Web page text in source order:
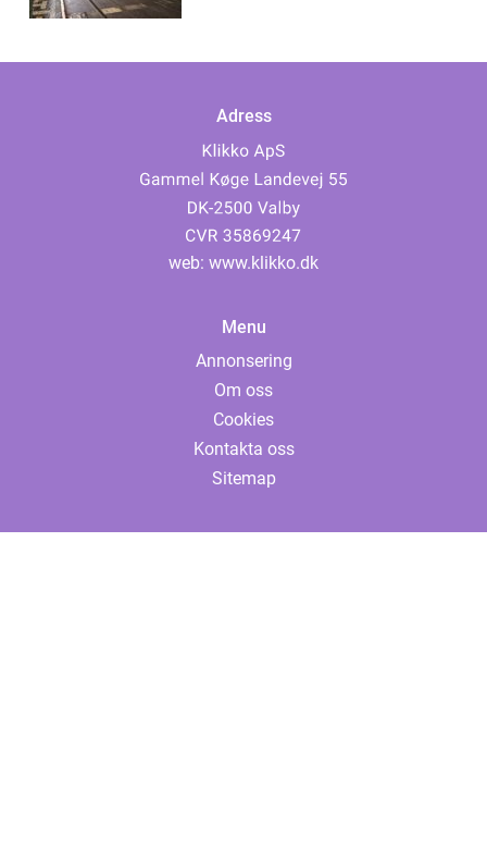
Adress
web: www.klikko.dk
Menu
Annonsering
Om oss
Cookies
Kontakta oss
Sitemap